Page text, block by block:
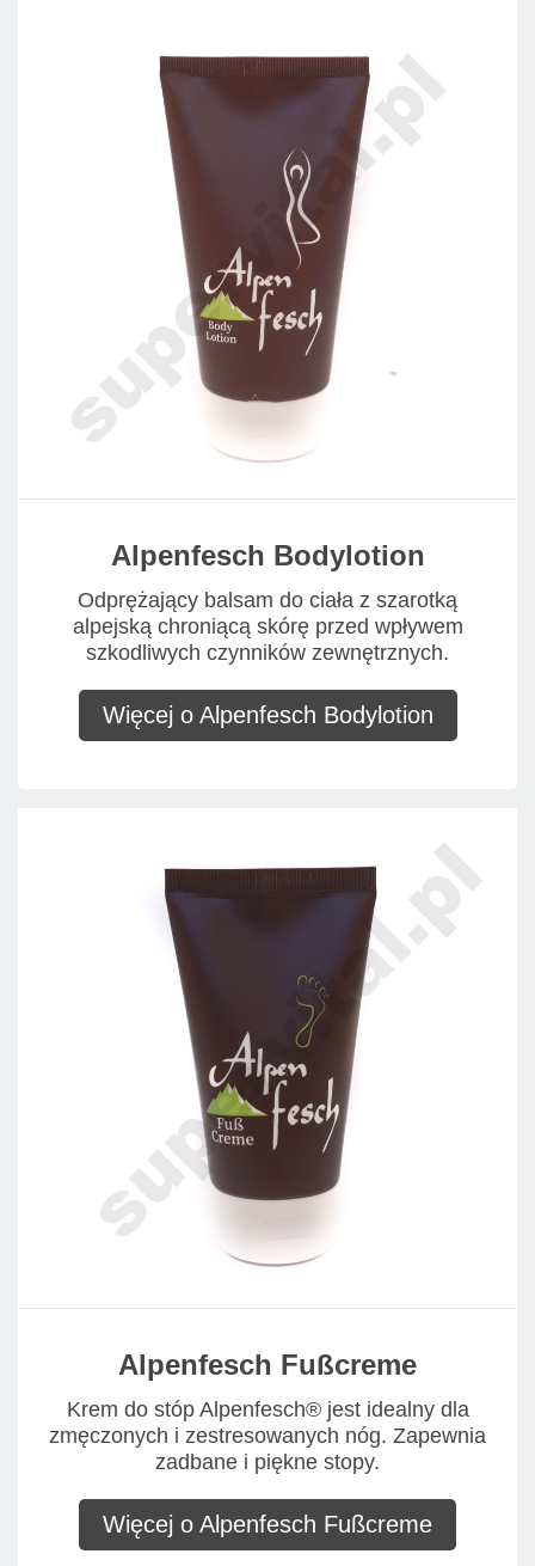
Alpenfesch Bodylotion
Odprężający balsam do ciała z szarotką
alpejską chroniącą skórę przed wpływem
szkodliwych czynników zewnętrznych.
Więcej o Alpenfesch Bodylotion
Alpenfesch Fußcreme
Krem do stóp Alpenfesch® jest idealny dla
zmęczonych i zestresowanych nóg. Zapewnia
zadbane i piękne stopy.
Więcej o Alpenfesch Fußcreme